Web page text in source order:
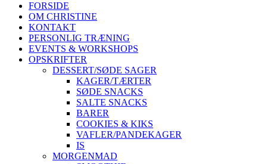
FORSIDE
OM CHRISTINE
KONTAKT
PERSONLIG TRÆNING
EVENTS & WORKSHOPS
OPSKRIFTER
DESSERT/SØDE SAGER
KAGER/TÆRTER
SØDE SNACKS
SALTE SNACKS
BARER
COOKIES & KIKS
VAFLER/PANDEKAGER
IS
MORGENMAD